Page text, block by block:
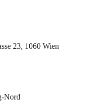
23, 1060 Wien
Nord